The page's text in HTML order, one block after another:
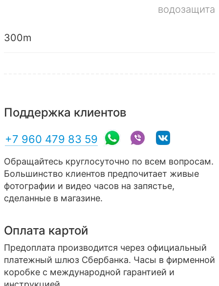
водозащита
300m
Поддержка клиентов
+7 960 479 83 59
Обращайтесь круглосуточно по всем вопросам.
Большинство клиентов предпочитает живые
фотографии и видео часов на запястье,
сделанные в магазине.
Оплата картой
Предоплата производится через официальный
платежный шлюз Сбербанка. Часы в фирменной
коробке с международной гарантией и